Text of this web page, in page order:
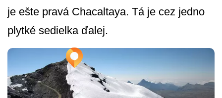
je ešte pravá Chacaltaya. Tá je cez jedno
plytké sedielka ďalej.